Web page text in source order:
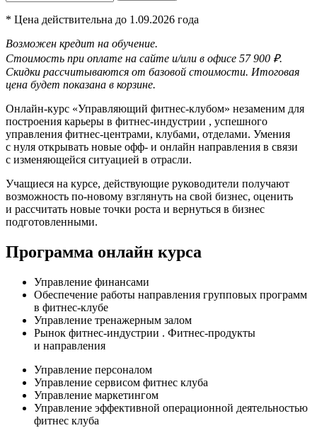
* Цена действительна до 1.09.2026 года
Возможен кредит на обучение.
Стоимость при оплате на сайте и/или в офисе 57 900 ₽.
Скидки рассчитываются от базовой стоимости. Итоговая
цена будет показана в корзине.
Онлайн-курс «Управляющий фитнес-клубом» незаменим для
построения карьеры в фитнес-индустрии , успешного
управления фитнес-центрами, клубами, отделами. Умения
с нуля открывать новые офф- и онлайн направления в связи
с изменяющейся ситуацией в отрасли.
Учащиеся на курсе, действующие руководители получают
возможность по-новому взглянуть на свой бизнес, оценить
и рассчитать новые точки роста и вернуться в бизнес
подготовленными.
Программа онлайн курса
Управление финансами
Обеспечение работы направления групповых программ
в фитнес-клубе
Управление тренажерным залом
Рынок фитнес-индустрии . Фитнес-продукты
и направления
Управление персоналом
Управление сервисом фитнес клуба
Управление маркетингом
Управление эффективной операционной деятельностью
фитнес клуба